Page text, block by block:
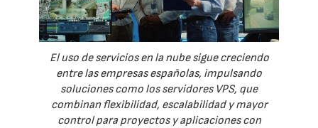
El uso de servicios en la nube sigue creciendo
entre las empresas españolas, impulsando
soluciones como los servidores VPS, que
combinan flexibilidad, escalabilidad y mayor
control para proyectos y aplicaciones con